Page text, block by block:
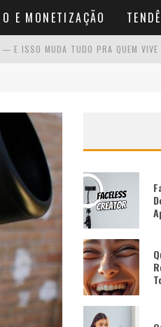
E MONETIZAÇÃO
E ISSO MUDA TUDO PRA QUEM VIVE